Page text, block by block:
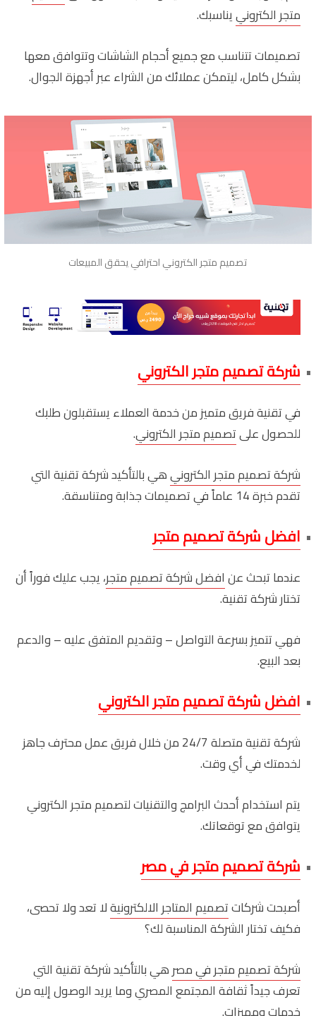
متجر الكترونييناسبك.
تصميمات تتناسب مع جميع أحجام الشاشات وتتوافق معها
بشكل كامل، ليتمكن عملائك من الشراء عبر أجهزة الجوال.
تصميم متجر الكتروني احترافي يحقق المبيعات
شركة تصميم متجر الكتروني
في تقنية فريق متميز من خدمة العملاء يستقبلون طلبك
للحصول علىتصميم متجر الكتروني.
شركة تصميم متجر الكترونيهي بالتأكيد شركة تقنية التي
تقدم خبرة 14 عاماً في تصميمات جذابة ومتناسقة.
افضل شركة تصميم متجر
عندما تبحث عنافضل شركة تصميم متجر، يجب عليك فوراً أن
تختار شركة تقنية.
فهي تتميز بسرعة التواصل – وتقديم المتفق عليه – والدعم
بعد البيع.
افضل شركة تصميم متجر الكتروني
شركة تقنية متصلة 24/7 من خلال فريق عمل محترف جاهز
لخدمتك في أي وقت.
يتم استخدام أحدث البرامج والتقنيات لتصميم متجر الكتروني
يتوافق مع توقعاتك.
شركة تصميم متجر في مصر
أصبحت شركاتتصميم المتاجر الالكترونيةلا تعد ولا تحصى،
فكيف تختار الشركة المناسبة لك؟
شركة تصميم متجر في مصرهي بالتأكيد شركة تقنية التي
تعرف جيداً ثقافة المجتمع المصري وما يريد الوصول إليه من